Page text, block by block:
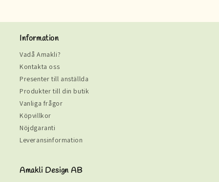
Information
Vadå Amakli?
Kontakta oss
Presenter till anställda
Produkter till din butik
Vanliga frågor
Köpvillkor
Nöjdgaranti
Leveransinformation
Amakli Design AB